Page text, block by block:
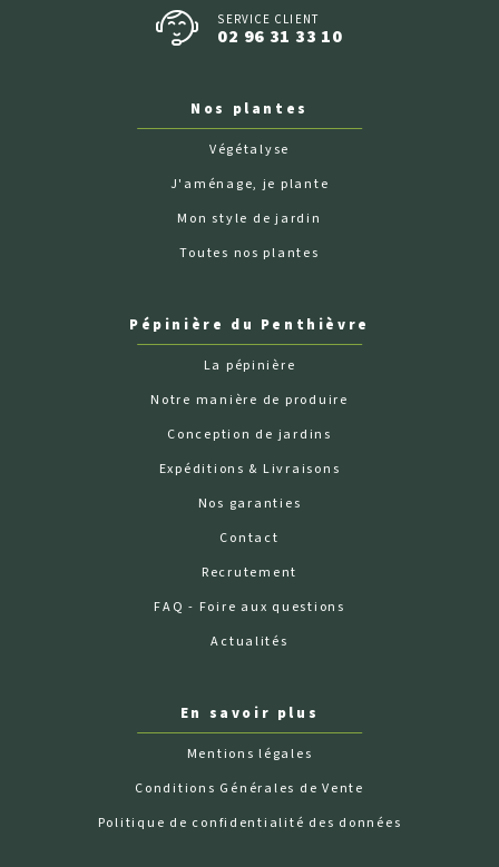
SERVICE CLIENT
02 96 31 33 10
Nos plantes
Végétalyse
J'aménage, je plante
Mon style de jardin
Toutes nos plantes
Pépinière du Penthièvre
La pépinière
Notre manière de produire
Conception de jardins
Expéditions & Livraisons
Nos garanties
Contact
Recrutement
FAQ - Foire aux questions
Actualités
En savoir plus
Mentions légales
Conditions Générales de Vente
Politique de confidentialité des données